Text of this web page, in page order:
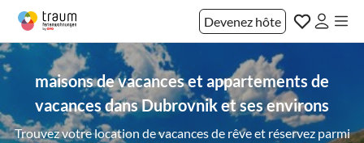
Devenez hôte
maisons de vacances et appartements de
vacances dans Dubrovnik et ses environs
Trouvez votre location de vacances de rêve et réservez parmi